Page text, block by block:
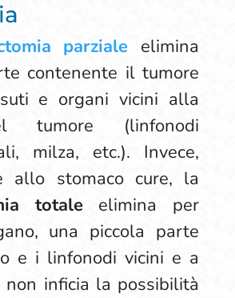
parziale elimina
contenente il tumore
e organi vicini alla
tumore (linfonodi
milza, etc.). Invece,
allo stomaco cure, la
totaleelimina per
una piccola parte
e i linfonodi vicini e a
non inficia la possibilità